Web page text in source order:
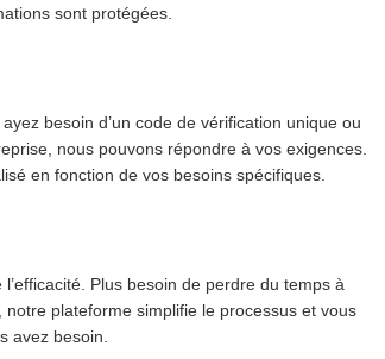
sont protégées.
besoin d’un code de vérification unique ou
nous pouvons répondre à vos exigences.
en fonction de vos besoins spécifiques.
Plus besoin de perdre du temps à
plateforme simplifie le processus et vous
avez besoin.